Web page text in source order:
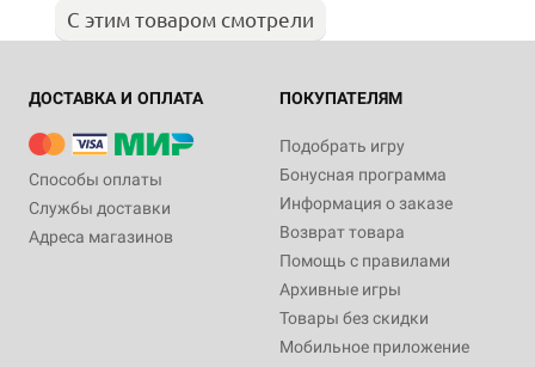
С этим товаром смотрели
ДОСТАВКА И ОПЛАТА
Способы оплаты
Службы доставки
Адреса магазинов
ПОКУПАТЕЛЯМ
Подобрать игру
Бонусная программа
Информация о заказе
Возврат товара
Помощь с правилами
Архивные игры
Товары без скидки
Мобильное приложение